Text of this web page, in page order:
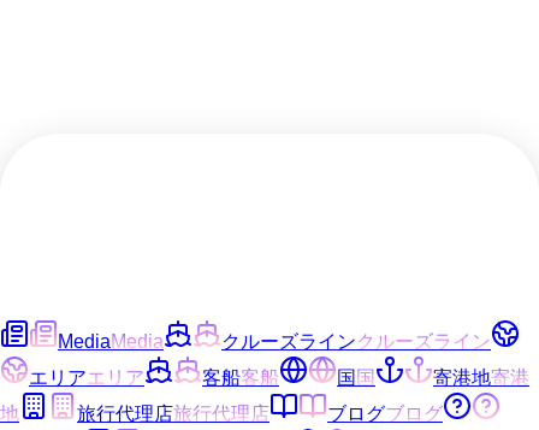
MediaMedia クルーズラインクルーズライン
エリアエリア 客船客船 国国 寄港地寄港
地
旅行代理店旅行代理店 ブログブログ